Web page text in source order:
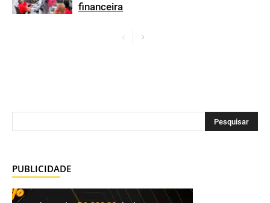
financeira
PUBLICIDADE